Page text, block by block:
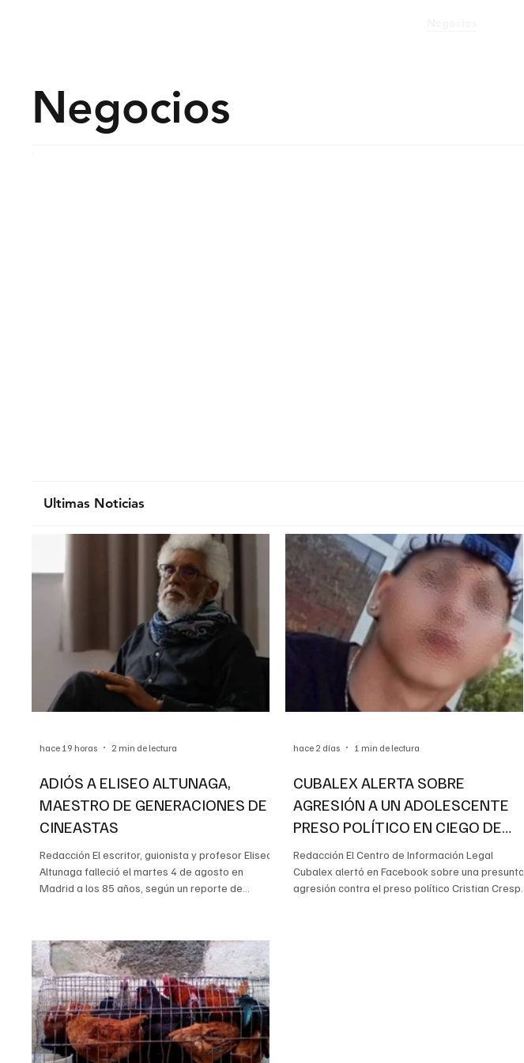
Negocios
Ultimas Noticias
ADIÓS A ELISEO ALTUNAGA,
MAESTRO DE GENERACIONES DE
CINEASTAS
Redacción El escritor, guionista y profesor Eliseo
Altunaga falleció el martes 4 de agosto en
Madrid a los 85 años, según un reporte de
que familiares, personas allegadas, colegas y
quienes estudiaron con él confirmaron la noticia
en redes sociales y compartieron mensajes de
despedida que destacaron su labor en la
formación de varias generaciones de cineastas.
Nacido en Camagüey e
hace 19 horas 2 min de lectura
CUBALEX ALERTA SOBRE
AGRESIÓN A UN ADOLESCENTE
PRESO POLÍTICO EN CIEGO DE
ÁVILA
Redacción El Centro de Información Legal
Cubalex alertó en Facebook sobre una presunta
agresión contra el preso político Cristian Crespo,
hace 2 días 1 min de lectura